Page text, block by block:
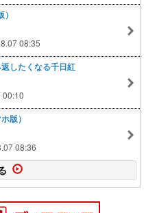
08:35
したくなる千日紅
00:10
版）
08:36